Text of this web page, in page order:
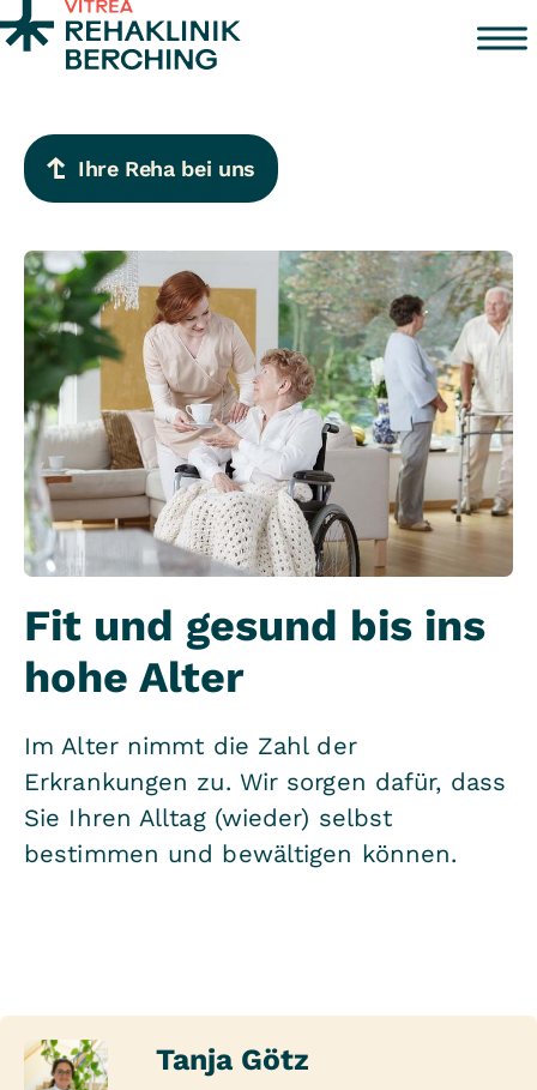
Zum Inhalt springen
Ihre Reha bei uns
Fit und gesund bis ins
hohe Alter
Im Alter nimmt die Zahl der
Erkrankungen zu. Wir sorgen dafür, dass
Sie Ihren Alltag (wieder) selbst
bestimmen und bewältigen können.
Tanja Götz